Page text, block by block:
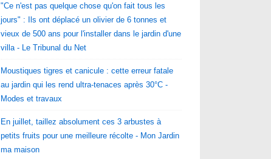
"Ce n'est pas quelque chose qu'on fait tous les
jours" : Ils ont déplacé un olivier de 6 tonnes et
vieux de 500 ans pour l'installer dans le jardin d'une
villa - Le Tribunal du Net
Moustiques tigres et canicule : cette erreur fatale
au jardin qui les rend ultra-tenaces après 30°C -
Modes et travaux
En juillet, taillez absolument ces 3 arbustes à
petits fruits pour une meilleure récolte - Mon Jardin
ma maison